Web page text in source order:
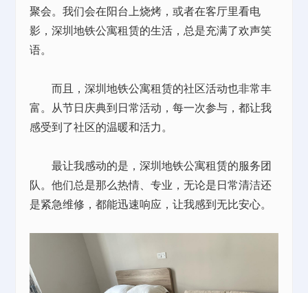
聚会。我们会在阳台上烧烤，或者在客厅里看电
影，深圳地铁公寓租赁的生活，总是充满了欢声笑
语。
而且，深圳地铁公寓租赁的社区活动也非常丰
富。从节日庆典到日常活动，每一次参与，都让我
感受到了社区的温暖和活力。
最让我感动的是，深圳地铁公寓租赁的服务团
队。他们总是那么热情、专业，无论是日常清洁还
是紧急维修，都能迅速响应，让我感到无比安心。